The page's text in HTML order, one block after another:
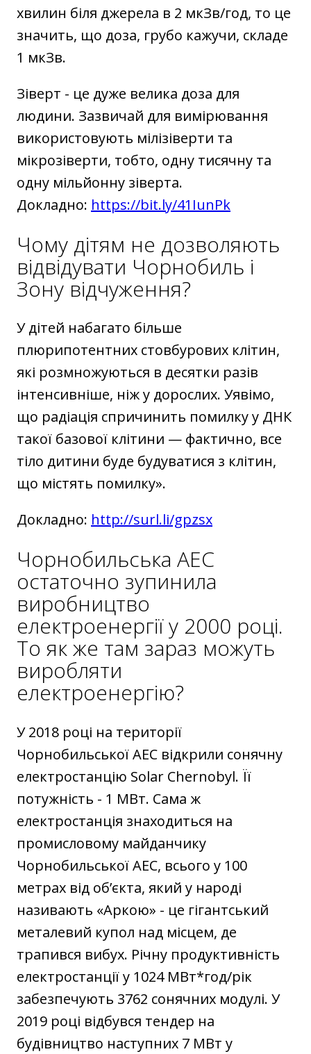
хвилин біля джерела в 2 мкЗв/год, то це
значить, що доза, грубо кажучи, складе
1 мкЗв.
Зіверт - це дуже велика доза для
людини. Зазвичай для вимірювання
використовують мілізіверти та
мікрозіверти, тобто, одну тисячну та
одну мільйонну зіверта.
Докладно: https://bit.ly/41IunPk
Чому дітям не дозволяють
відвідувати Чорнобиль і
Зону відчуження?
У дітей набагато більше
плюрипотентних стовбурових клітин,
які розмножуються в десятки разів
інтенсивніше, ніж у дорослих. Уявімо,
що радіація спричинить помилку у ДНК
такої базової клітини — фактично, все
тіло дитини буде будуватися з клітин,
що містять помилку».
Докладно: http://surl.li/gpzsx
Чорнобильська АЕС
остаточно зупинила
виробництво
електроенергії у 2000 році.
То як же там зараз можуть
виробляти
електроенергію?
У 2018 році на території
Чорнобильської АЕС відкрили сонячну
електростанцію Solar Chernobyl. Її
потужність - 1 МВт. Сама ж
електростанція знаходиться на
промисловому майданчику
Чорнобильської АЕС, всього у 100
метрах від об’єкта, який у народі
називають «Аркою» - це гігантський
металевий купол над місцем, де
трапився вибух. Річну продуктивність
електростанції у 1024 МВт*год/рік
забезпечують 3762 сонячних модулі. У
2019 році відбувся тендер на
будівництво наступних 7 МВт у